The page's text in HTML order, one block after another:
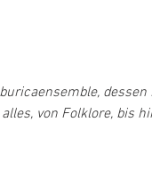
von Folklore, bis